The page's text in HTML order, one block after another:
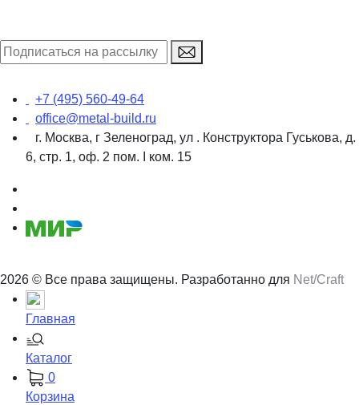
+7 (495) 560-49-64
office@metal-build.ru
г. Москва, г Зеленоград, ул . Конструктора Гуськова, д.
6, стр. 1, оф. 2 пом. I ком. 15
2026 © Все права защищены. Разработанно для Net/Craft
Главная
Каталог
0
Корзина